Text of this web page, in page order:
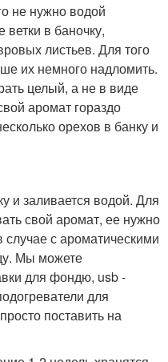
не нужно водой
в баночку,
листьев. Для того
их немного надломить.
целый, а не в виде
аромат гораздо
орехов в банку и
и заливается водой. Для
свой аромат, ее нужно
случае с ароматическими
Мы можете
для фондю, usb -
для
поставить на